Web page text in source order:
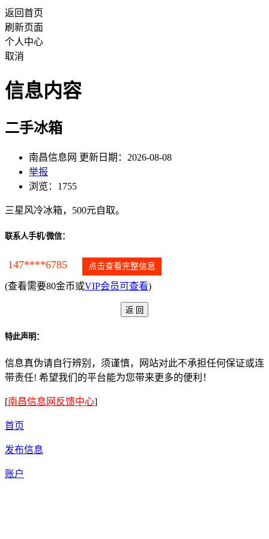
返回首页
刷新页面
个人中心
取消
信息内容
二手冰箱
南昌信息网 更新日期：2026-08-08
举报
浏览：1755
三星风冷冰箱，500元自取。
联系人手机/微信：
147****6785 点击查看完整信息
(查看需要80金币或VIP会员可查看)
特此声明：
信息真伪请自行辨别，须谨慎，网站对此不承担任何保证或连
带责任! 希望我们的平台能为您带来更多的便利！
[南昌信息网反馈中心]
首页
发布信息
账户